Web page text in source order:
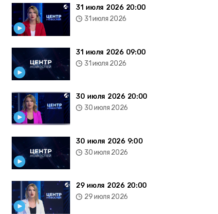
31 июля 2026 20:00
31 июля 2026
31 июля 2026 09:00
31 июля 2026
30 июля 2026 20:00
30 июля 2026
30 июля 2026 9:00
30 июля 2026
29 июля 2026 20:00
29 июля 2026